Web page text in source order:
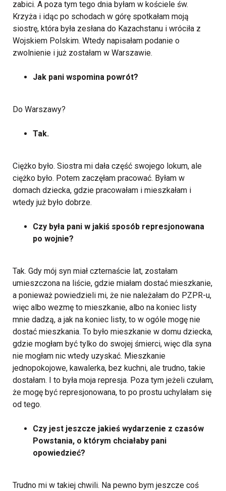
zabici. A poza tym tego dnia byłam w kościele św.
Krzyża i idąc po schodach w górę spotkałam moją
siostrę, która była zesłana do Kazachstanu i wróciła z
Wojskiem Polskim. Wtedy napisałam podanie o
zwolnienie i już zostałam w Warszawie.
Jak pani wspomina powrót?
Do Warszawy?
Tak.
Ciężko było. Siostra mi dała część swojego lokum, ale
ciężko było. Potem zaczęłam pracować. Byłam w
domach dziecka, gdzie pracowałam i mieszkałam i
wtedy już było dobrze.
Czy była pani w jakiś sposób represjonowana
po wojnie?
Tak. Gdy mój syn miał czternaście lat, zostałam
umieszczona na liście, gdzie miałam dostać mieszkanie,
a ponieważ powiedzieli mi, że nie należałam do PZPR-u,
więc albo wezmę to mieszkanie, albo na koniec listy
mnie dadzą, a jak na koniec listy, to w ogóle mogę nie
dostać mieszkania. To było mieszkanie w domu dziecka,
gdzie mogłam być tylko do swojej śmierci, więc dla syna
nie mogłam nic wtedy uzyskać. Mieszkanie
jednopokojowe, kawalerka, bez kuchni, ale trudno, takie
dostałam. I to była moja represja. Poza tym jeżeli czułam,
że mogę być represjonowana, to po prostu uchylałam się
od tego.
Czy jest jeszcze jakieś wydarzenie z czasów
Powstania, o którym chciałaby pani
opowiedzieć?
Trudno mi w takiej chwili. Na pewno bym jeszcze coś